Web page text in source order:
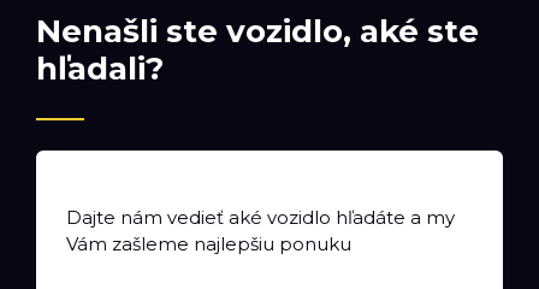
Nenašli ste vozidlo, aké ste
hľadali?
Dajte nám vedieť aké vozidlo hľadáte a my
Vám zašleme najlepšiu ponuku